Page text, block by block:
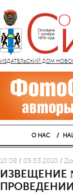
ИЗДАТЕЛЬСКИЙ ДОМ
О НАС
10:08 / 05.03.2010 /
ИЗВЕЩЕНИЕ